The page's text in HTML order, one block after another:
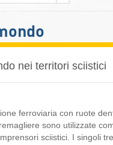
nei territori sciistici
ferroviaria con ruote
sono utilizzate
sciistici. I singoli